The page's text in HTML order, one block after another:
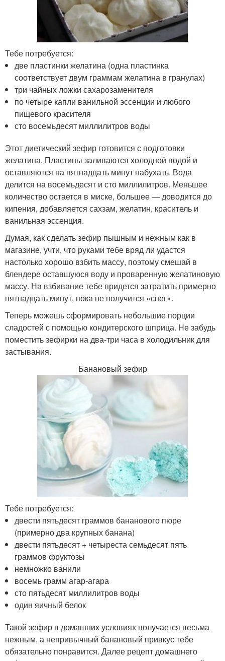
Тебе потребуется:
две пластинки желатина (одна пластинка
соответствует двум граммам желатина в гранулах)
три чайных ложки сахарозаменителя
по четыре капли ванильной эссенции и любого
пищевого красителя
сто восемьдесят миллилитров воды
Этот диетический зефир готовится с подготовки
желатина. Пластины заливаются холодной водой и
оставляются на пятнадцать минут набухать. Вода
делится на восемьдесят и сто миллилитров. Меньшее
количество остается в миске, большее — доводится до
кипения, добавляется сахзам, желатин, краситель и
ванильная эссенция.
Думая, как сделать зефир пышным и нежным как в
магазине, учти, что руками тебе вряд ли удастся
настолько хорошо взбить массу, поэтому смешай в
блендере оставшуюся воду и проваренную желатиновую
массу. На взбивание тебе придется затратить примерно
пятнадцать минут, пока не получится «снег».
Теперь можешь сформировать небольшие порции
сладостей с помощью кондитерского шприца. Не забудь
поместить зефирки на два-три часа в холодильник для
застывания.
Банановый зефир
Тебе потребуется:
двести пятьдесят граммов бананового пюре
(примерно два крупных банана)
двести пятьдесят + четыреста семьдесят пять
граммов фруктозы
немножко ванили
восемь грамм агар-агара
сто пятьдесят миллилитров воды
один яичный белок
Такой зефир в домашних условиях получается весьма
нежным, а непривычный банановый привкус тебе
обязательно понравится. Далее рецепт домашнего